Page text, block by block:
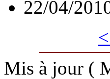
22/04/
Mis à jour (